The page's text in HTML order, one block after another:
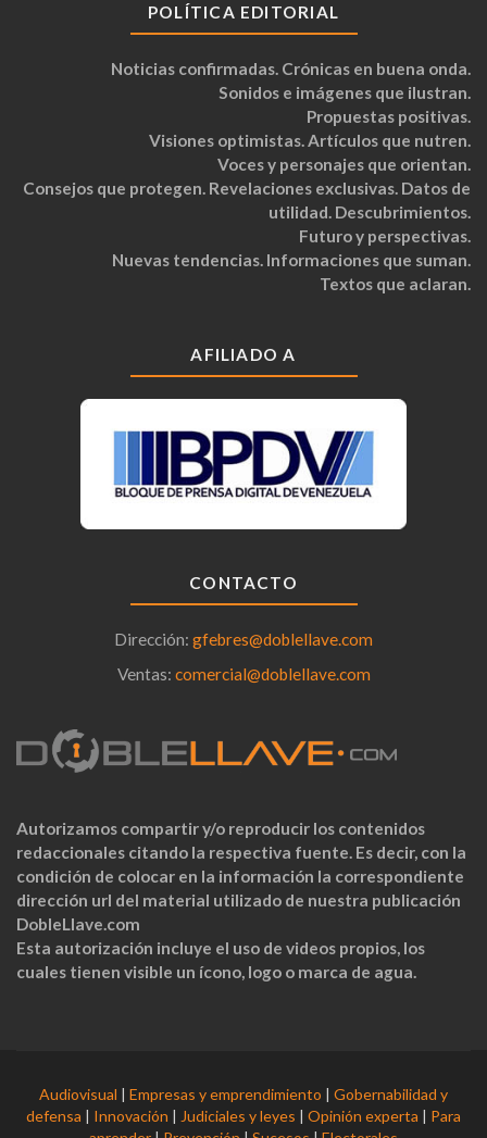
POLÍTICA EDITORIAL
Noticias confirmadas. Crónicas en buena onda.
Sonidos e imágenes que ilustran.
Propuestas positivas.
Visiones optimistas. Artículos que nutren.
Voces y personajes que orientan.
Consejos que protegen. Revelaciones exclusivas. Datos de
utilidad. Descubrimientos.
Futuro y perspectivas.
Nuevas tendencias. Informaciones que suman.
Textos que aclaran.
AFILIADO A
CONTACTO
Dirección: gfebres@doblellave.com
Ventas: comercial@doblellave.com
Autorizamos compartir y/o reproducir los contenidos
redaccionales citando la respectiva fuente. Es decir, con la
condición de colocar en la información la correspondiente
dirección url del material utilizado de nuestra publicación
DobleLlave.com
Esta autorización incluye el uso de videos propios, los
cuales tienen visible un ícono, logo o marca de agua.
Audiovisual | Empresas y emprendimiento | Gobernabilidad y
defensa | Innovación | Judiciales y leyes | Opinión experta | Para